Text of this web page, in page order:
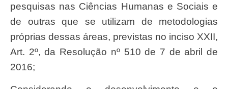
pesquisas nas Ciências Humanas e Sociais e
de outras que se utilizam de metodologias
próprias dessas áreas, previstas no inciso XXII,
Art. 2º, da Resolução nº 510 de 7 de abril de
2016;